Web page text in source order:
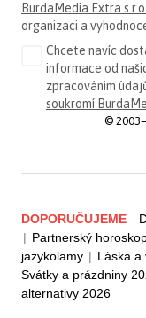
BurdaMedia Extra s.r.o.
organizaci a
Chcete navíc
informace od
zpracováním
soukromí
©
DOPORUČUJEME
| Partnerský
jazykolamy | Láska a
Svátky a prázdniny
alternativy 2026